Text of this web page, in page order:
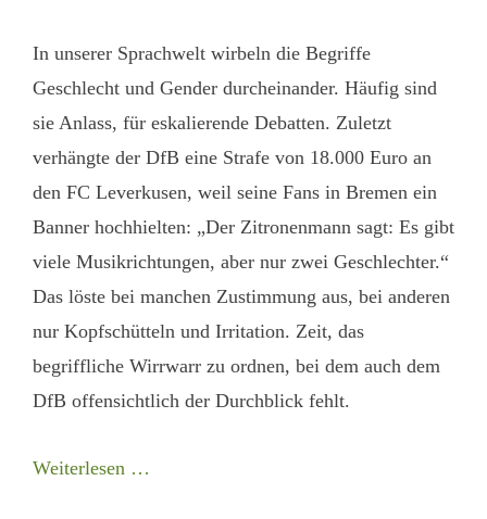
In unserer Sprachwelt wirbeln die Begriffe
Geschlecht und Gender durcheinander. Häufig sind
sie Anlass, für eskalierende Debatten. Zuletzt
verhängte der DfB eine Strafe von 18.000 Euro an
den FC Leverkusen, weil seine Fans in Bremen ein
Banner hochhielten: „Der Zitronenmann sagt: Es gibt
viele Musikrichtungen, aber nur zwei Geschlechter.“
Das löste bei manchen Zustimmung aus, bei anderen
nur Kopfschütteln und Irritation. Zeit, das
begriffliche Wirrwarr zu ordnen, bei dem auch dem
DfB offensichtlich der Durchblick fehlt.
Weiterlesen …